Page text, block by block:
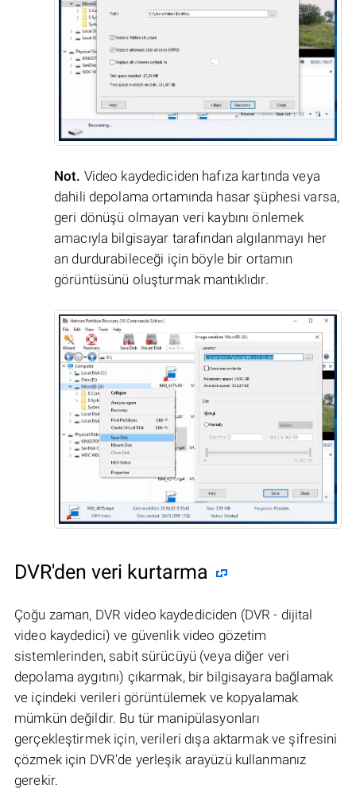
Not. Video kaydediciden hafıza kartında veya
dahili depolama ortamında hasar şüphesi varsa,
geri dönüşü olmayan veri kaybını önlemek
amacıyla bilgisayar tarafından algılanmayı her
an durdurabileceği için böyle bir ortamın
görüntüsünü oluşturmak mantıklıdır.
DVR'den veri kurtarma
Çoğu zaman, DVR video kaydediciden (DVR - dijital
video kaydedici) ve güvenlik video gözetim
sistemlerinden, sabit sürücüyü (veya diğer veri
depolama aygıtını) çıkarmak, bir bilgisayara bağlamak
ve içindeki verileri görüntülemek ve kopyalamak
mümkün değildir. Bu tür manipülasyonları
gerçekleştirmek için, verileri dışa aktarmak ve şifresini
çözmek için DVR'de yerleşik arayüzü kullanmanız
gerekir.